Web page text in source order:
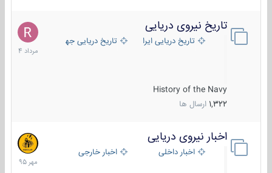
تاریخ نیروی دریایی
تاریخ دریایی ایران تاریخ دریایی جهان
History of the Navy
1,322 ارسال ها
16
مرداد
1404
اخبار نیروی دریایی
اخبار داخلی اخبار خارجی
27
مهر
1395